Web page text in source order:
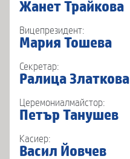
Жанет Трайкова
Вицепрезидент:
Мария Тошева
Секретар:
Ралица Златкова
Церемониалмайстор:
Петър Танушев
Касиер:
Васил Йовчев